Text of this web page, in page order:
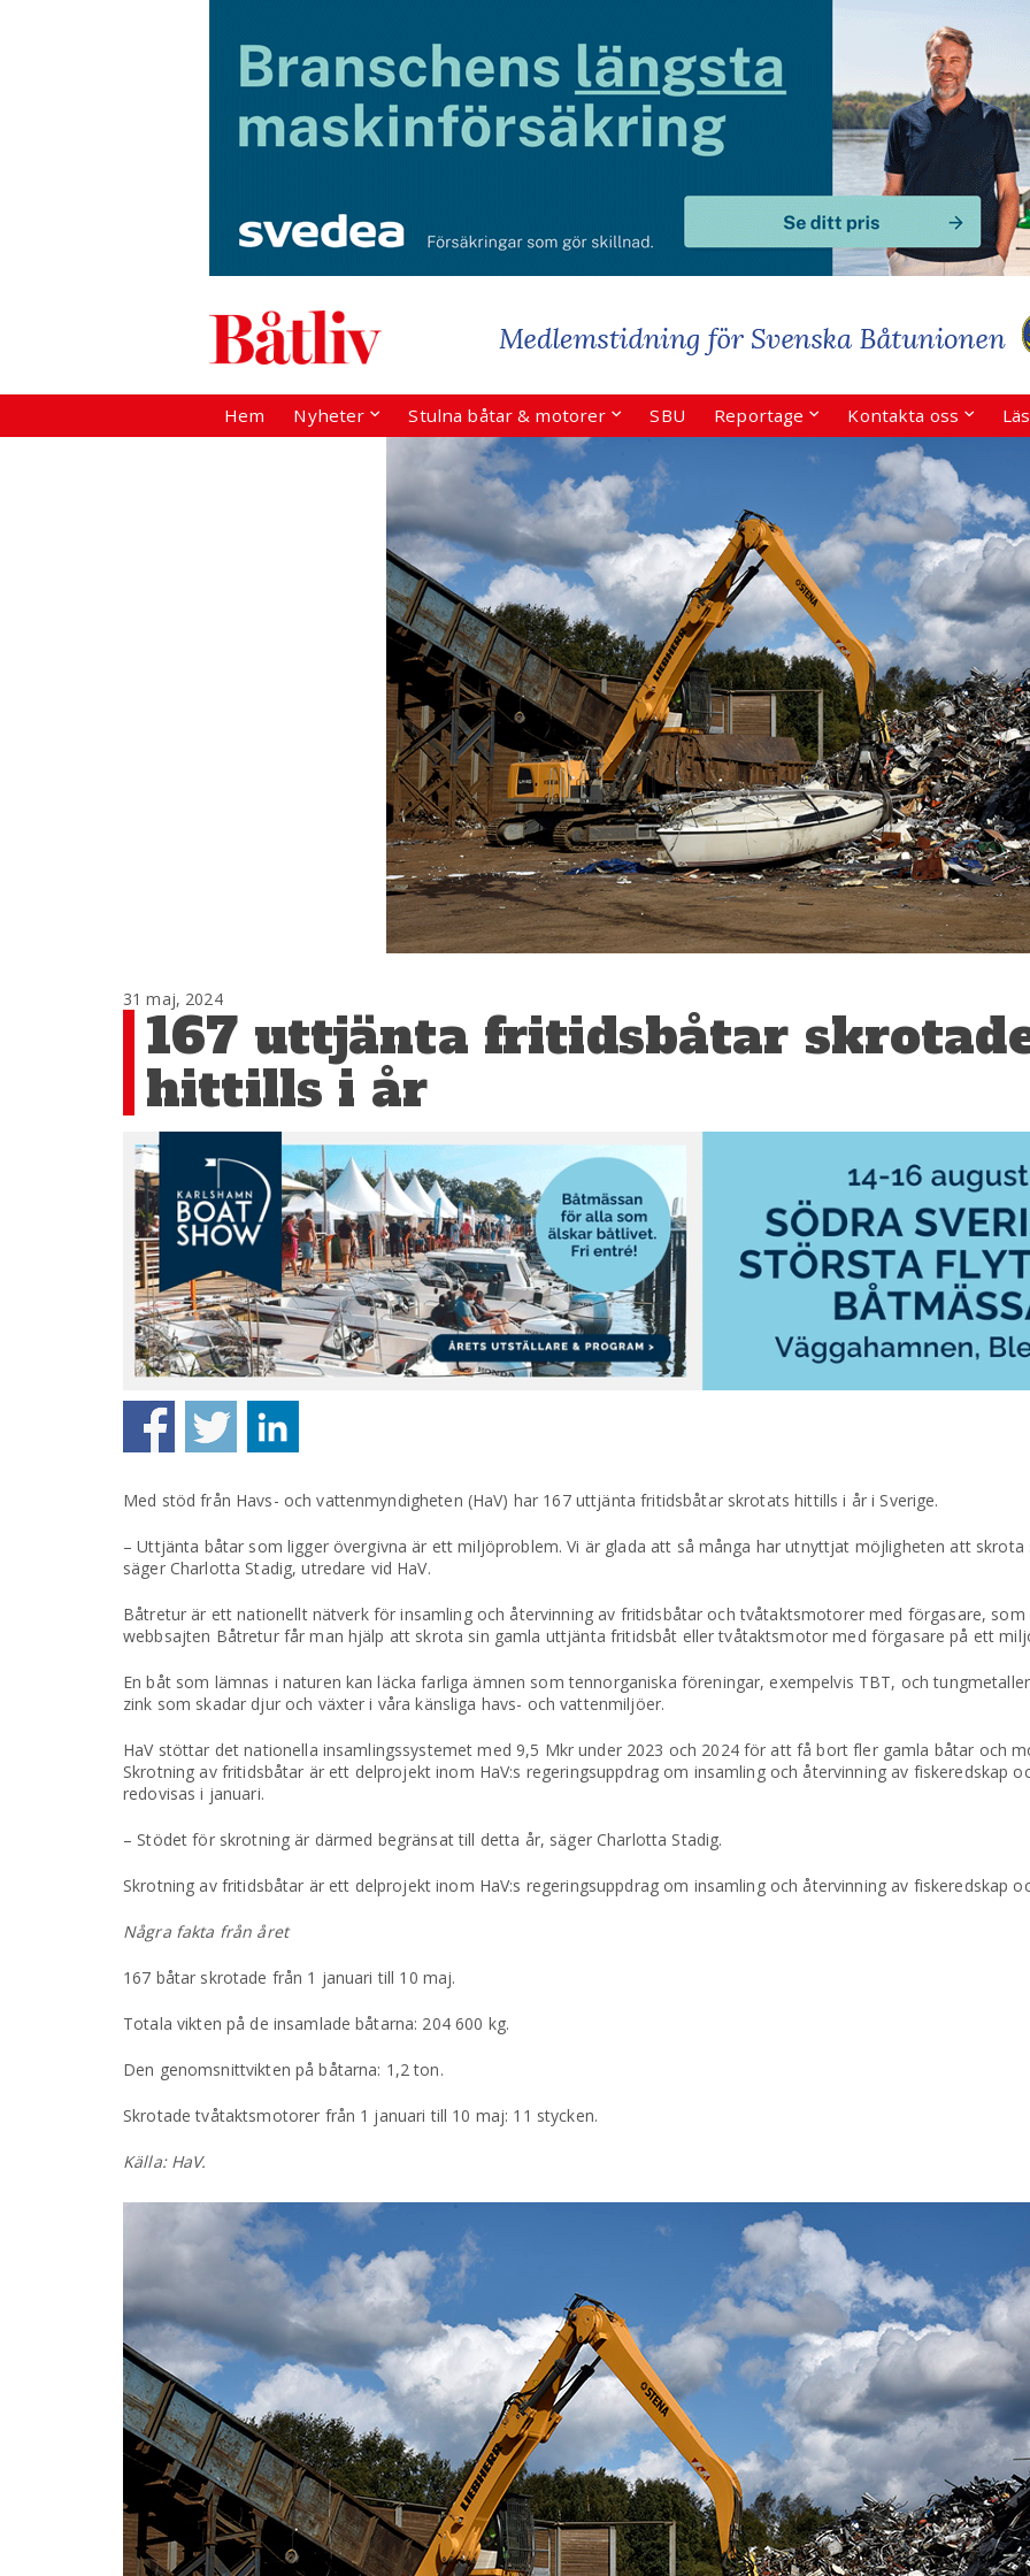
Hem Nyheter Stulna båtar & motorer SBU Reportage Kontakta oss
31 maj, 2024
167 uttjänta fritidsbåtar
hittills i år
Med stöd från Havs- och vattenmyndigheten (HaV) har 167 uttjänta fritidsbåtar skrotats hittills i år i Sverige.
– Uttjänta båtar som ligger övergivna är ett miljöproblem. Vi är glada att så många har utnyttjat möjligheten att skrota
säger Charlotta Stadig, utredare vid HaV.
Båtretur är ett nationellt nätverk för insamling och återvinning av fritidsbåtar och tvåtaktsmotorer med förgasare, som
webbsajten Båtretur får man hjälp att skrota sin gamla uttjänta fritidsbåt eller tvåtaktsmotor med förgasare på ett
En båt som lämnas i naturen kan läcka farliga ämnen som tennorganiska föreningar, exempelvis TBT, och
zink som skadar djur och växter i våra känsliga havs- och vattenmiljöer.
HaV stöttar det nationella insamlingssystemet med 9,5 Mkr under 2023 och 2024 för att få bort fler gamla båtar och
Skrotning av fritidsbåtar är ett delprojekt inom HaV:s regeringsuppdrag om insamling och återvinning av fiskeredskap
redovisas i januari.
– Stödet för skrotning är därmed begränsat till detta år, säger Charlotta Stadig.
Skrotning av fritidsbåtar är ett delprojekt inom HaV:s regeringsuppdrag om insamling och återvinning av fiskeredskap
Några fakta från året
167 båtar skrotade från 1 januari till 10 maj.
Totala vikten på de insamlade båtarna: 204 600 kg.
Den genomsnittvikten på båtarna: 1,2 ton.
Skrotade tvåtaktsmotorer från 1 januari till 10 maj: 11 stycken.
Källa: HaV.